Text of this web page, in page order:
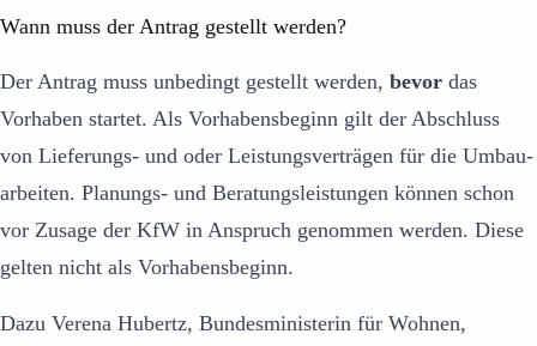
Wann muss der Antrag gestellt werden?
Der Antrag muss unbedingt gestellt werden, bevor das
Vorhaben startet. Als Vorhabens­beginn gilt der Abschluss
von Lieferungs- und oder Leistungs­verträgen für die Umbau­
arbeiten. Planungs- und Beratungs­leistungen können schon
vor Zusage der KfW in Anspruch genommen werden. Diese
gelten nicht als Vorhabensbeginn.
Dazu Verena Hubertz, Bundesministerin für Wohnen,